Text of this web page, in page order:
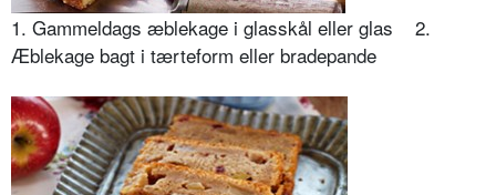
1. Gammeldags æblekage i glasskål eller glas 2.
Æblekage bagt i tærteform eller bradepande